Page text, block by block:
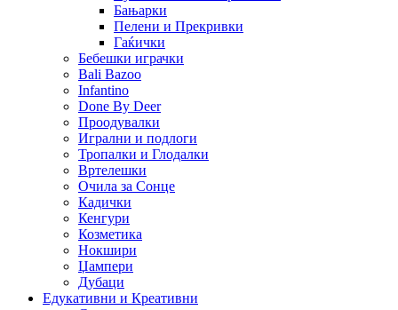
Бањарки
Пелени и Прекривки
Гаќички
Бебешки играчки
Bali Bazoo
Infantino
Done By Deer
Проодувалки
Игрални и подлоги
Тропалки и Глодалки
Вртелешки
Очила за Сонце
Кадички
Кенгури
Козметика
Нокшири
Џампери
Дубаци
Едукативни и Креативни